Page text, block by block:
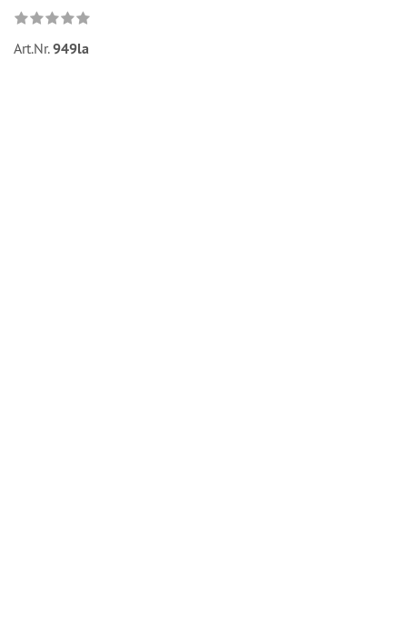
Art.Nr.949la